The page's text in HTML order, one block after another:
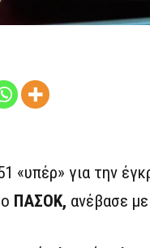
«υπέρ» για την
ΠΑΣΟΚ, ανέβασε